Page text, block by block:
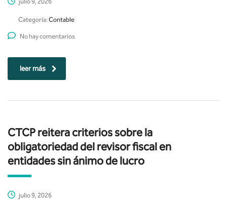
Categoría: Contable
No hay comentarios
leer más
CTCP reitera criterios sobre la
obligatoriedad del revisor fiscal en
entidades sin ánimo de lucro
julio 9, 2026